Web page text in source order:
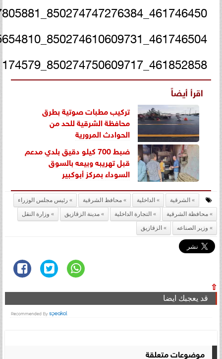
461746450_850274747276384_317801895747805881_n
461746504_850274610609731_8517401089145654810_n
461852858_850274750609717_6113282759011174579_n
اقرأ أيضاً
تركيب مطبات صوتية بطرق
محافظة الشرقية للحد من
الحوادث المرورية
ضبط 700 كيلو دقيق بلدي مدعم
قبل تهريبه وبيعه بالسوق
السوداء بمركز أبوكبير
الشرقية الداخلية محافظ الشرقية
رئيس مجلس الوزراء
محافظة الشرقية
التجارة الداخلية مدينة الزقازيق
وزارة النقل
وزير الصناعه
الزقازيق
⇧
قد يعجبك ايضا
موضوعات متعلقة